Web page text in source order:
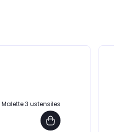
Malette 3 ustensiles